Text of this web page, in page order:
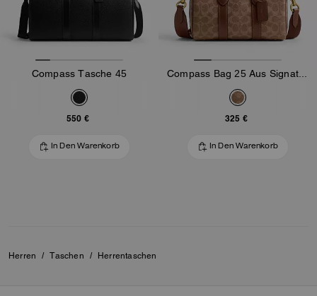
Compass Tasche 45
550 €
In Den Warenkorb
325 €
In Den Warenkorb
Herren / Taschen / Herrentaschen